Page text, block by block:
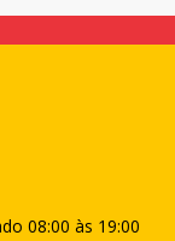
08:00 às 19:00